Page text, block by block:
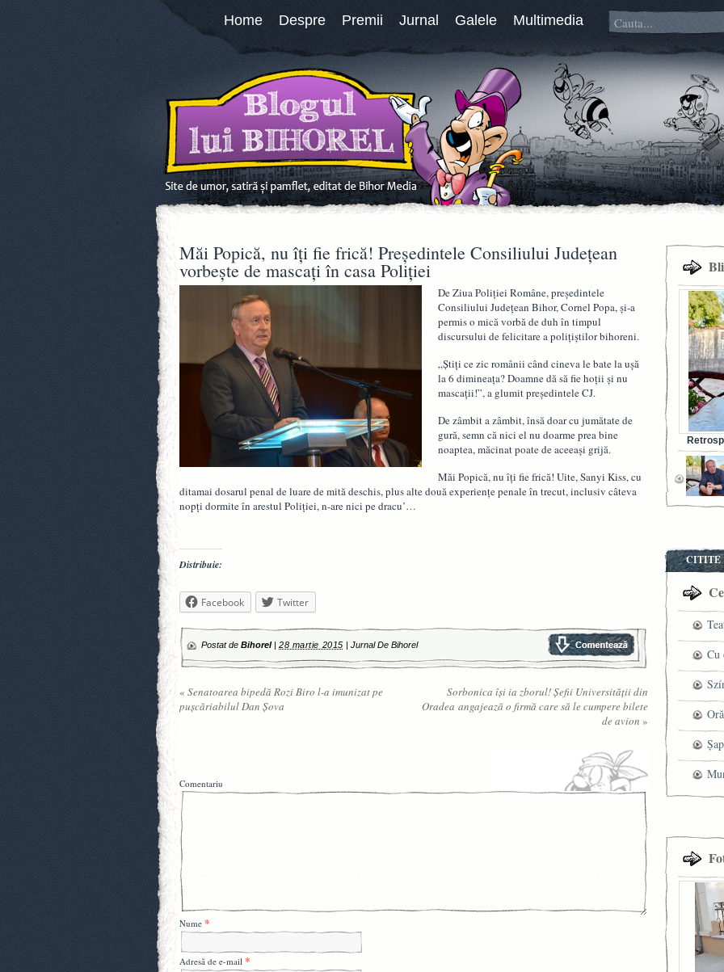
Home Despre Premii Jurnal Galele Multimedia
Măi Popică, nu îţi fie frică! Preşedintele Consiliului Judeţean
vorbeşte de mascaţi în casa Poliţiei
De Ziua Poliţiei Române, preşedintele
Consiliului Judeţean Bihor, Cornel Popa, şi-a
permis o mică vorbă de duh în timpul
discursului de felicitare a poliţiştilor bihoreni.
„Ştiţi ce zic românii când cineva le bate la uşă
la 6 dimineaţa? Doamne dă să fie hoţii şi nu
mascaţii!”, a glumit preşedintele CJ.
De zâmbit a zâmbit, însă doar cu jumătate de
gură, semn că nici el nu doarme prea bine
noaptea, măcinat poate de aceeaşi grijă.
Măi Popică, nu îţi fie frică! Uite, Sanyi Kiss, cu
ditamai dosarul penal de luare de mită deschis, plus alte două experienţe penale în trecut, inclusiv câteva
nopţi dormite în arestul Poliţiei, n-are nici pe dracu’…
Distribuie:
Facebook Twitter
Postat de Bihorel| 28 martie 2015 | Jurnal De Bihorel
« Senatoarea bipedă Rozi Biro l-a imunizat pe
puşcăriabilul Dan Şova
Sorbonica îşi ia zborul! Şefii Universităţii din
Oradea angajează o firmă care să le cumpere bilete
de avion »
Comentariu
Nume *
Adresă de e-mail *
Bunul
CITITE
Cu